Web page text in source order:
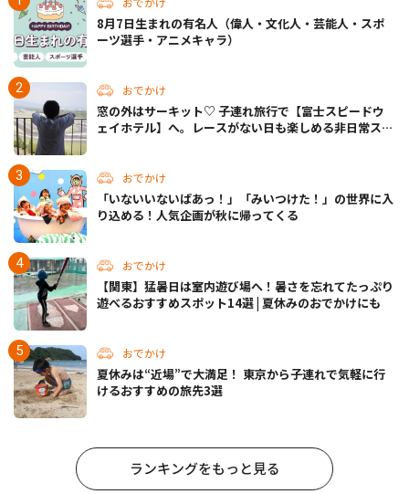
8月7日生まれの有名人（偉人・文化人・芸能人・スポ
ーツ選手・アニメキャラ）
おでかけ
窓の外はサーキット♡ 子連れ旅行で【富士スピードウ
ェイホテル】へ。レースがない日も楽しめる非日常ステ
おでかけ
「いないいないばあっ！」「みいつけた！」の世界に入
り込める！人気企画が秋に帰ってくる
おでかけ
【関東】猛暑日は室内遊び場へ！暑さを忘れてたっぷり
遊べるおすすめスポット14選 | 夏休みのおでかけにも
おでかけ
夏休みは“近場”で大満足！ 東京から子連れで気軽に行
けるおすすめの旅先3選
ランキングをもっと見る